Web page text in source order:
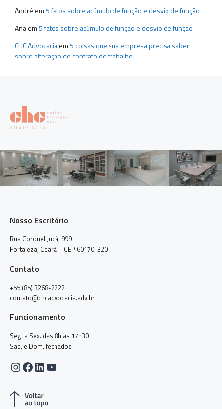
André em5 fatos sobre acúmulo de função e desvio de função
Anaem5 fatos sobre acúmulo de função e desvio de função
CHC Advocaciaem5 coisas que sua empresa precisa saber
sobre alteração do contrato de trabalho
Nosso Escritório
Rua Coronel Jucá, 999
Fortaleza, Ceará – CEP 60170-320
Contato
+55 (85) 3268-2222
contato@chcadvocacia.adv.br
Funcionamento
Seg. a Sex. das 8h as 17h30
Sab. e Dom. fechados
Instagram
Facebook
LinkedIn
Youtube